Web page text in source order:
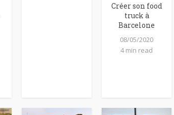
Créer son food
truck à
Barcelone
08/05/2020
4 min read